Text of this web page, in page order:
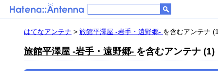
はてなアンテナ > 旅館平澤屋 -岩手・遠野郷- を含むアンテナ
旅館平澤屋 -岩手・遠野郷- を含むアンテナ (1)